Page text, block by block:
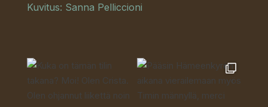
Kuvitus: Sanna Pelliccioni